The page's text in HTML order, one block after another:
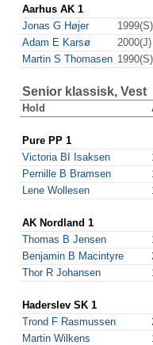
Aarhus AK 1
Jonas G Højer
1999(S)
Adam E Karsø
2000(J)
Martin S Thomasen 1990(S)
Senior klassisk, Vest
Hold
Pure PP 1
Victoria BI Isaksen
Pernille B Bramsen
Lene Wollesen
AK Nordland 1
Thomas B Jensen
Benjamin B Macintyre
Thor R Johansen
Haderslev SK 1
Trond F Rasmussen
Martin Wilkens